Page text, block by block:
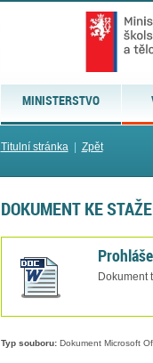
MINISTERSTVO
Titulní stránka| Zpět
DOKUMENT KE
Dokument
Typ souboru:Dokument Microsoft